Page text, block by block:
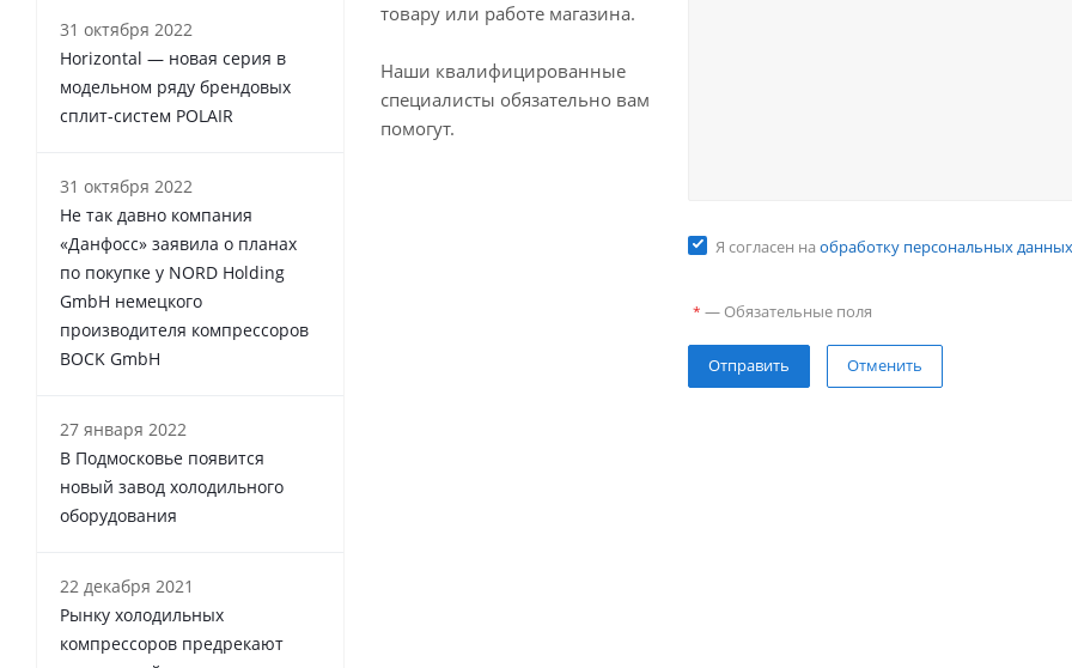
товару или работе магазина.
Наши квалифицированные
специалисты обязательно вам
помогут.
Я согласен на обработку персональных данных
* — Обязательные поля
Отправить Отменить
31 октября 2022
Horizontal — новая серия в
модельном ряду брендовых
сплит-систем POLAIR
31 октября 2022
Не так давно компания
«Данфосс» заявила о планах
по покупке у NORD Holding
GmbH немецкого
производителя компрессоров
BOCK GmbH
27 января 2022
В Подмосковье появится
новый завод холодильного
оборудования
22 декабря 2021
Рынку холодильных
компрессоров предрекают